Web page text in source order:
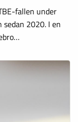
fallen under
2020. I en